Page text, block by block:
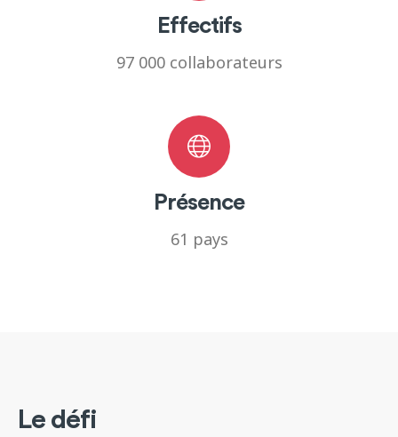
Effectifs
97 000 collaborateurs
Présence
61 pays
Le défi